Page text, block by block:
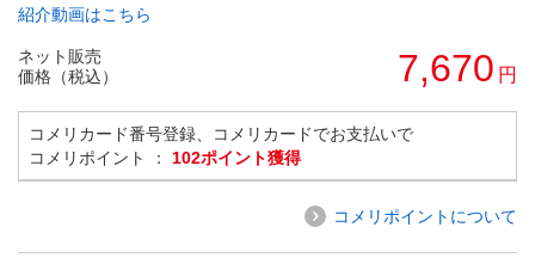
紹介動画はこちら
ネット販売
価格（税込）
7,670 円
コメリカード番号登録、コメリカードでお支払いで
コメリポイント ： 102ポイント獲得
コメリポイントについて